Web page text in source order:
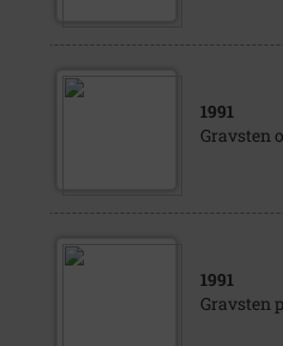
1991
Gravsten
1991
Gravsten